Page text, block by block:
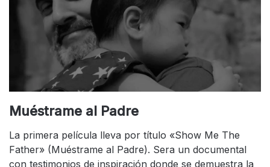
Muéstrame al Padre
La primera película lleva por título «Show Me The
Father» (Muéstrame al Padre). Sera un documental
con testimonios de inspiración donde se demuestra la